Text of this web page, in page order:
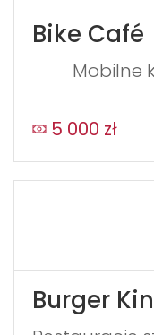
Bike Café
Mobilne
5 000 zł
Burger